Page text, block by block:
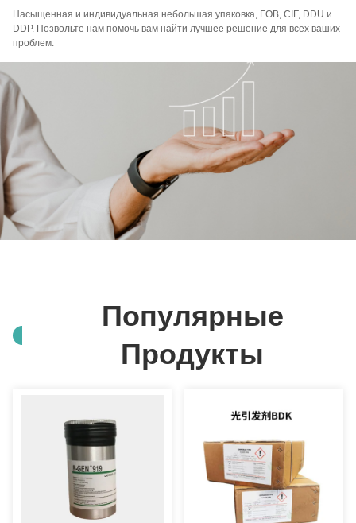
Насыщенная и индивидуальная небольшая упаковка, FOB, CIF, DDU и
DDP. Позвольте нам помочь вам найти лучшее решение для всех ваших
проблем.
Популярные
Продукты